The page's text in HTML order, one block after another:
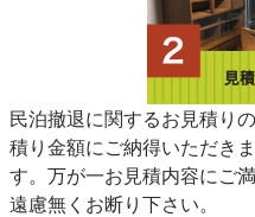
民泊撤退に関するお見積り
積り金額にご納得いただき
す。万が一お見積内容にご
遠慮無くお断り下さい。